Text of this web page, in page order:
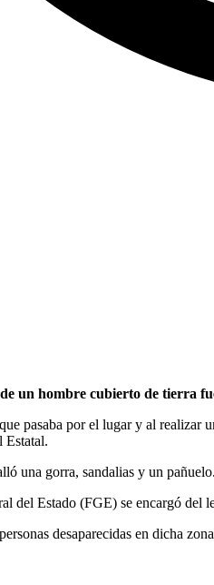
un hombre cubierto de tierra
pasaba por el lugar y al
Estatal.
una gorra, sandalias y un pañuelo.
del Estado (FGE) se encargó del
desaparecidas en dicha